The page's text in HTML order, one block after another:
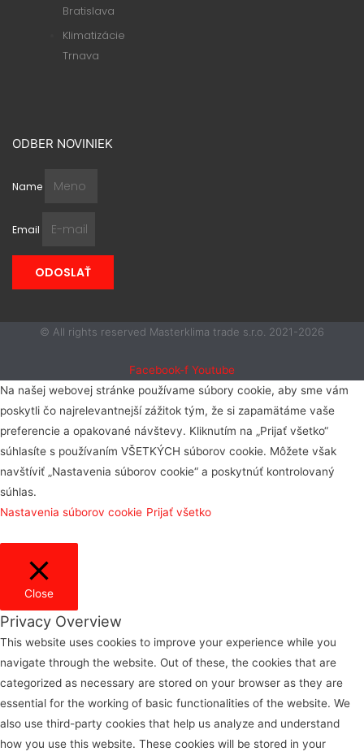
Bratislava
Klimatizácie
Trnava
ODBER NOVINIEK
Name
Email
ODOSLAŤ
© All rights reserved Masterklima trade s.r.o. 2021-2026
Facebook-f Youtube
Na našej webovej stránke používame súbory cookie, aby sme vám
poskytli čo najrelevantnejší zážitok tým, že si zapamätáme vaše
preferencie a opakované návštevy. Kliknutím na „Prijať všetko“
súhlasíte s používaním VŠETKÝCH súborov cookie. Môžete však
navštíviť „Nastavenia súborov cookie“ a poskytnúť kontrolovaný
súhlas.
Nastavenia súborov cookie Prijať všetko
Close
Privacy Overview
This website uses cookies to improve your experience while you
navigate through the website. Out of these, the cookies that are
categorized as necessary are stored on your browser as they are
essential for the working of basic functionalities of the website. We
also use third-party cookies that help us analyze and understand
how you use this website. These cookies will be stored in your